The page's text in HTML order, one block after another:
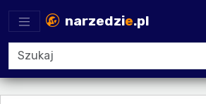
narzedzie.pl